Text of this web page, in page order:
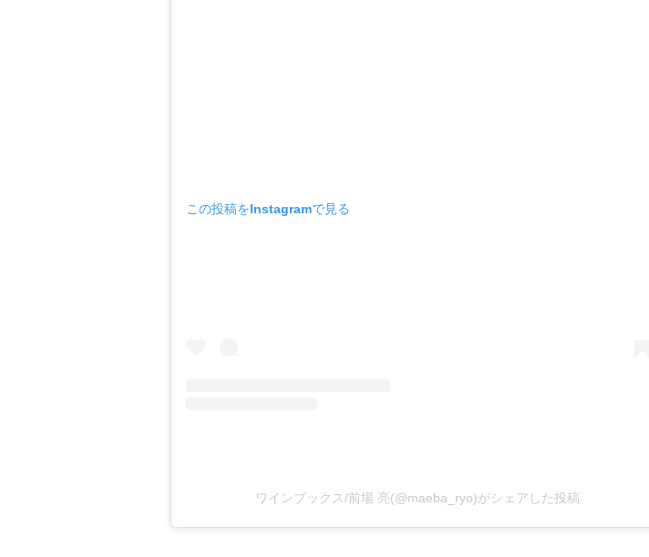
この投稿をInstagramで見る
ワインブックス/前場 亮(@maeba_ryo)がシェアした投稿